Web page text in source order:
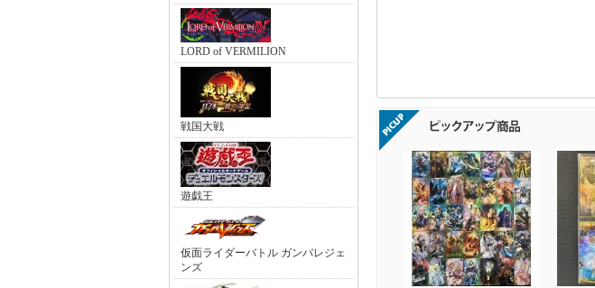
LORD of VERMILION
戦国大戦
遊戯王
仮面ライダーバトル ガンバレジェ
ンズ